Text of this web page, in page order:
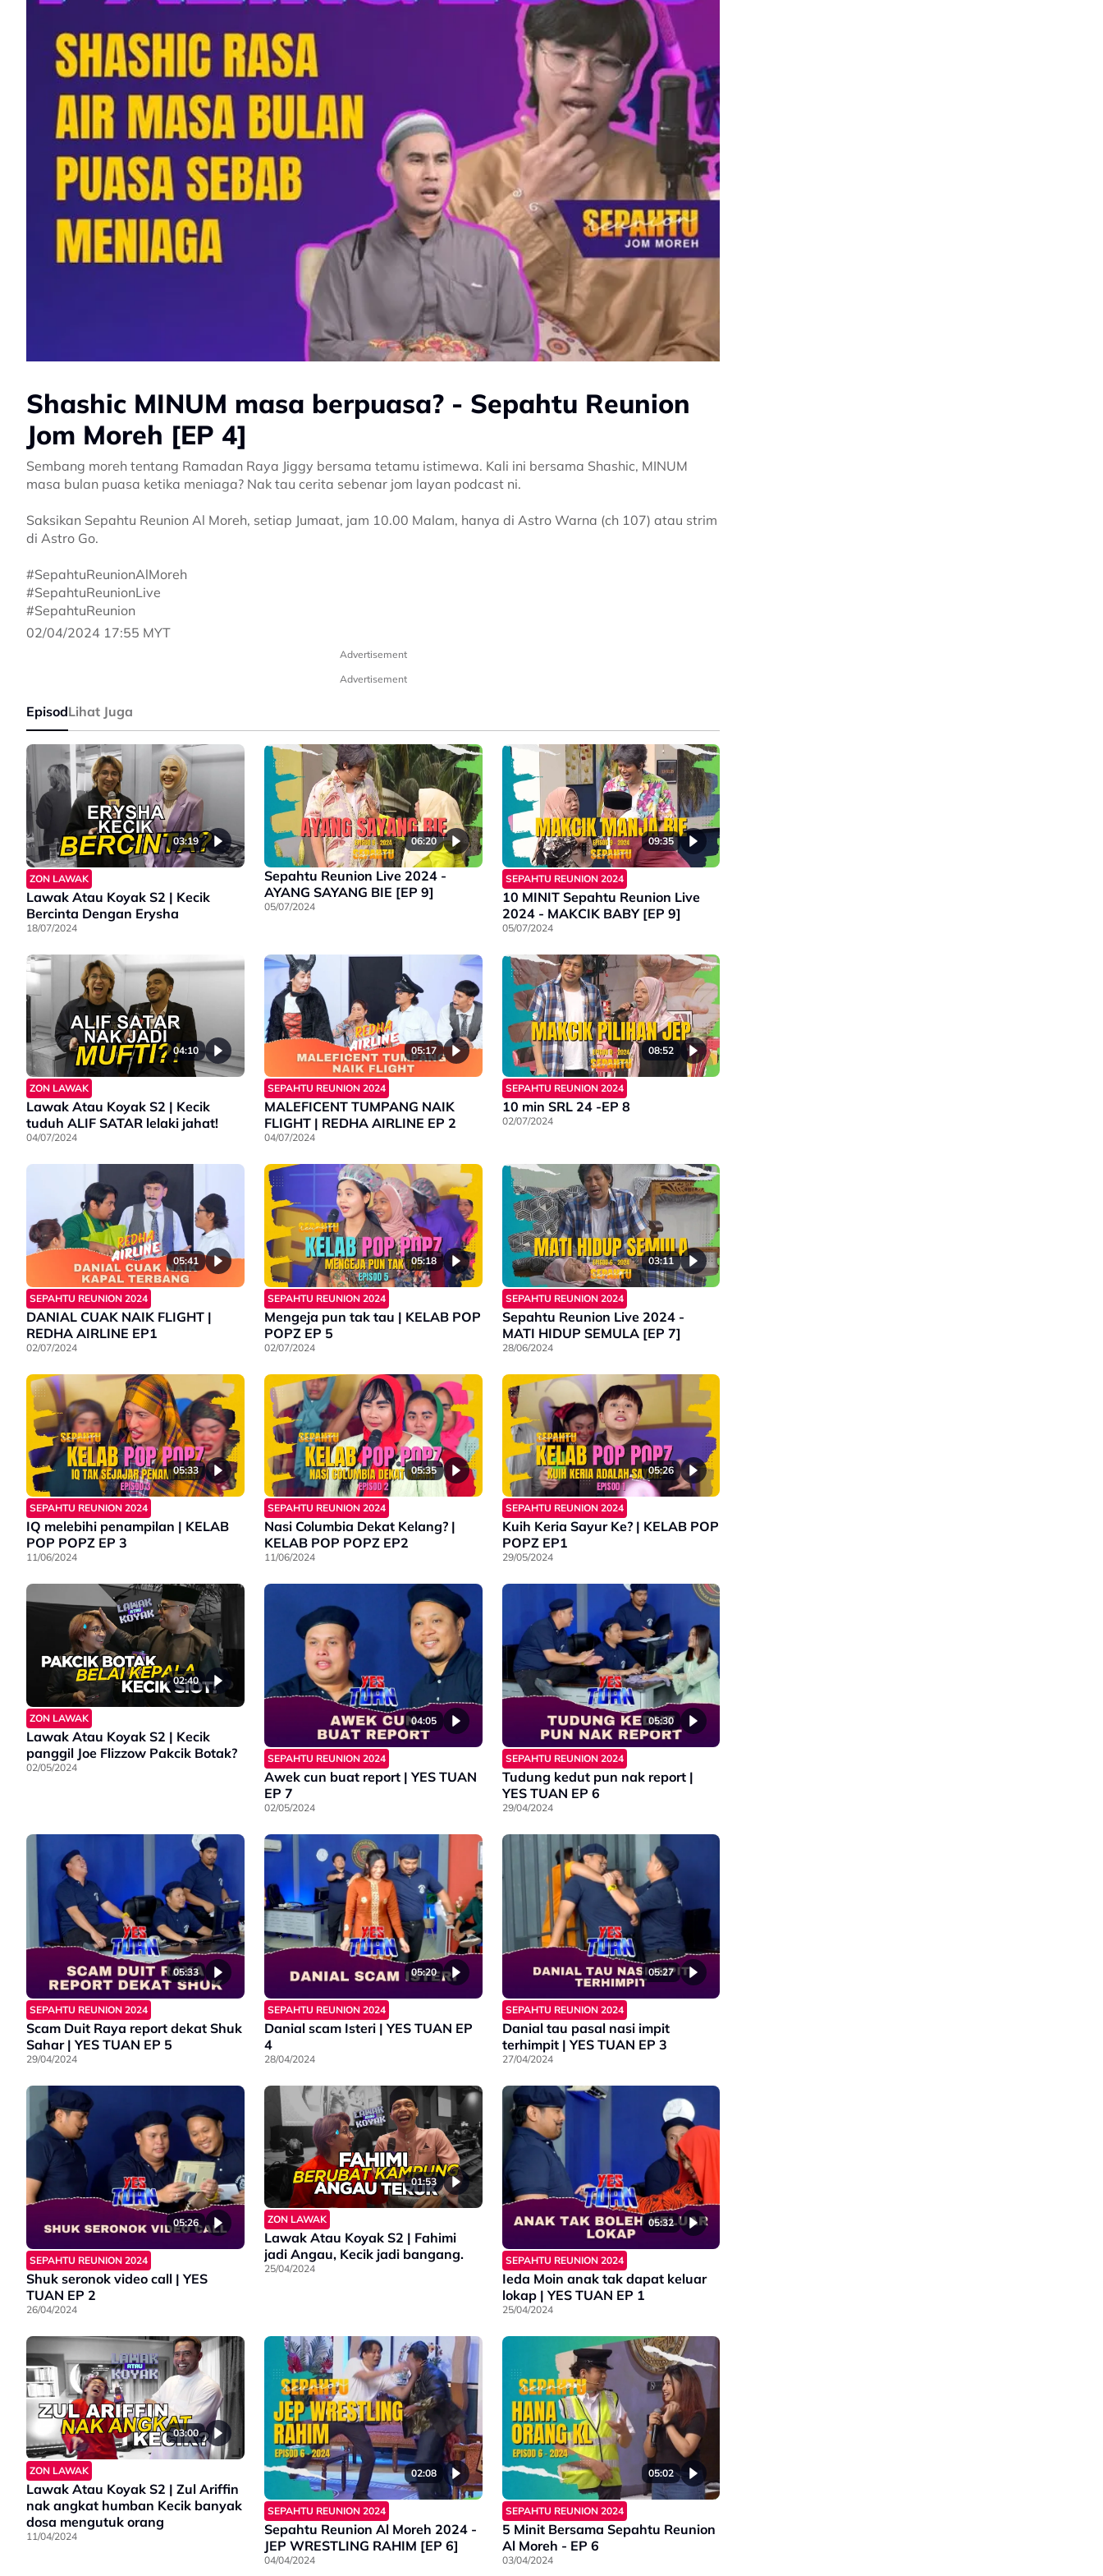
Shashic MINUM masa berpuasa? - Sepahtu Reunion
Jom Moreh [EP 4]
Sembang moreh tentang Ramadan Raya Jiggy bersama tetamu istimewa. Kali ini bersama Shashic, MINUM
masa bulan puasa ketika meniaga? Nak tau cerita sebenar jom layan podcast ni.
Saksikan Sepahtu Reunion Al Moreh, setiap Jumaat, jam 10.00 Malam, hanya di Astro Warna (ch 107) atau strim
di Astro Go.
#SepahtuReunionAlMoreh
#SepahtuReunionLive
#SepahtuReunion
02/04/2024 17:55 MYT
Advertisement
Advertisement
EpisodLihat Juga
03:19
ZON LAWAK
Lawak Atau Koyak S2 | Kecik
Bercinta Dengan Erysha
18/07/2024
06:20
Sepahtu Reunion Live 2024 -
AYANG SAYANG BIE [EP 9]
05/07/2024
09:35
SEPAHTU REUNION 2024
10 MINIT Sepahtu Reunion Live
2024 - MAKCIK BABY [EP 9]
05/07/2024
04:10
ZON LAWAK
Lawak Atau Koyak S2 | Kecik
tuduh ALIF SATAR lelaki jahat!
04/07/2024
05:17
SEPAHTU REUNION 2024
MALEFICENT TUMPANG NAIK
FLIGHT | REDHA AIRLINE EP 2
04/07/2024
08:52
SEPAHTU REUNION 2024
10 min SRL 24 -EP 8
02/07/2024
05:41
SEPAHTU REUNION 2024
DANIAL CUAK NAIK FLIGHT |
REDHA AIRLINE EP1
02/07/2024
05:18
SEPAHTU REUNION 2024
Mengeja pun tak tau | KELAB POP
POPZ EP 5
02/07/2024
03:11
SEPAHTU REUNION 2024
Sepahtu Reunion Live 2024 -
MATI HIDUP SEMULA [EP 7]
28/06/2024
05:33
SEPAHTU REUNION 2024
IQ melebihi penampilan | KELAB
POP POPZ EP 3
11/06/2024
05:35
SEPAHTU REUNION 2024
Nasi Columbia Dekat Kelang? |
KELAB POP POPZ EP2
11/06/2024
05:26
SEPAHTU REUNION 2024
Kuih Keria Sayur Ke? | KELAB POP
POPZ EP1
29/05/2024
02:40
ZON LAWAK
Lawak Atau Koyak S2 | Kecik
panggil Joe Flizzow Pakcik Botak?
02/05/2024
04:05
SEPAHTU REUNION 2024
Awek cun buat report | YES TUAN
EP 7
02/05/2024
05:30
SEPAHTU REUNION 2024
Tudung kedut pun nak report |
YES TUAN EP 6
29/04/2024
05:33
SEPAHTU REUNION 2024
Scam Duit Raya report dekat Shuk
Sahar | YES TUAN EP 5
29/04/2024
05:20
SEPAHTU REUNION 2024
Danial scam Isteri | YES TUAN EP
4
28/04/2024
05:27
SEPAHTU REUNION 2024
Danial tau pasal nasi impit
terhimpit | YES TUAN EP 3
27/04/2024
05:26
SEPAHTU REUNION 2024
Shuk seronok video call | YES
TUAN EP 2
26/04/2024
01:53
ZON LAWAK
Lawak Atau Koyak S2 | Fahimi
jadi Angau, Kecik jadi bangang.
25/04/2024
05:32
SEPAHTU REUNION 2024
Ieda Moin anak tak dapat keluar
lokap | YES TUAN EP 1
25/04/2024
03:00
ZON LAWAK
Lawak Atau Koyak S2 | Zul Ariffin
nak angkat humban Kecik banyak
dosa mengutuk orang
11/04/2024
02:08
SEPAHTU REUNION 2024
Sepahtu Reunion Al Moreh 2024 -
JEP WRESTLING RAHIM [EP 6]
04/04/2024
05:02
SEPAHTU REUNION 2024
5 Minit Bersama Sepahtu Reunion
Al Moreh - EP 6
03/04/2024